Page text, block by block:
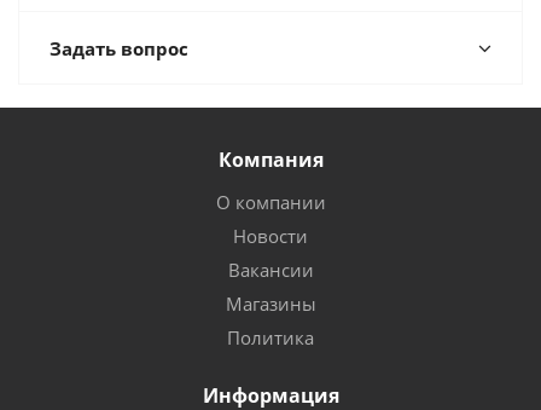
Задать вопрос
Компания
О компании
Новости
Вакансии
Магазины
Политика
Информация